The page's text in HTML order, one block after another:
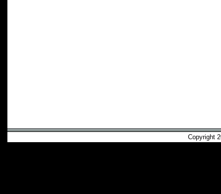
Copyright